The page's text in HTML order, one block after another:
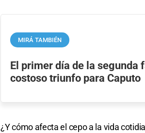
MIRÁ TAMBIÉN
El primer día de la segunda
costoso triunfo para Caputo
¿Y cómo afecta el cepo a la vida